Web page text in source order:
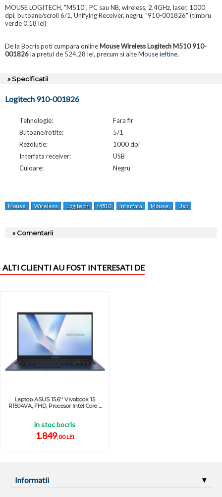
MOUSE LOGITECH, "M510", PC sau NB, wireless, 2.4GHz, laser, 1000
dpi, butoane/scroll 6/1, Unifying Receiver, negru, "910-001826" (timbru
verde 0.18 lei)
De la Bocris poti cumpara online Mouse Wireless Logitech M510 910-
001826la pretul de 524,28 lei, precum si alteMouse ieftine.
» Specificatii
Logitech 910-001826
Tehnologie:
Fara fir
Butoane/rotite:
5/1
Rezolutie:
1000 dpi
Interfata receiver:
USB
Culoare:
Negru
Mouse Wireless Logitech M510 Interfata Mouse: Usb
» Comentarii
ALTI CLIENTI AU FOST INTERESATI DE
Laptop ASUS 15.6'' Vivobook 15
R1504VA, FHD, Procesor Intel Core ...
in stoc bocris
1.849,00 LEI
Informatii